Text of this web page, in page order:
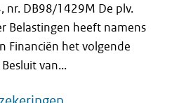
nr. DB98/1429M De plv.
Belastingen heeft namens
Financiën het volgende
van...